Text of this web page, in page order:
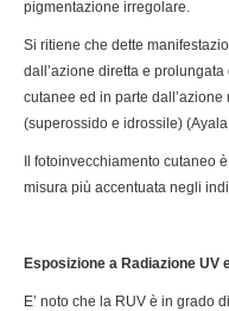
pigmentazione irregolare.
Si ritiene che dette
dall’azione diretta e
cutanee ed in parte
(superossido e idrossile)
Il fotoinvecchiamento cutaneo
misura più accentuata negli
Esposizione a Radiazione UV
E’ noto che la RUV è in grado